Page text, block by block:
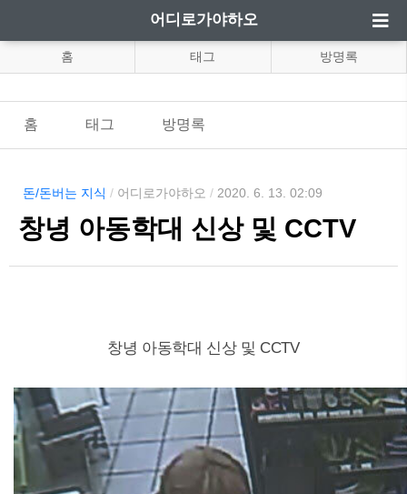
어디로가야하오
홈 태그 방명록
홈 태그 방명록
돈/돈버는 지식 / 어디로가야하오 / 2020. 6. 13. 02:09
창녕 아동학대 신상 및 CCTV
창녕 아동학대 신상 및 CCTV